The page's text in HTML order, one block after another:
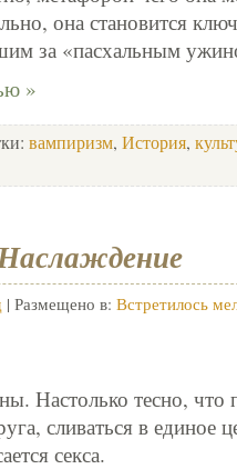
она становится
за «пасхальным
»
вампиризм, История,
| Размещено в: Встретилось
Настолько тесно, что
сливаться в единое
секса.